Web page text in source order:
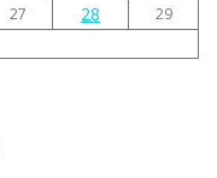
27 28
29